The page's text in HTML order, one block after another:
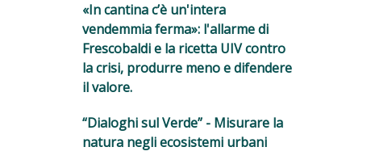
«In cantina c’è un'intera
vendemmia ferma»: l'allarme di
Frescobaldi e la ricetta UIV contro
la crisi, produrre meno e difendere
il valore.
“Dialoghi sul Verde” - Misurare la
natura negli ecosistemi urbani